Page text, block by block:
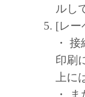
任
ユ
許
一
ルし
[レー
・
印刷
上
・